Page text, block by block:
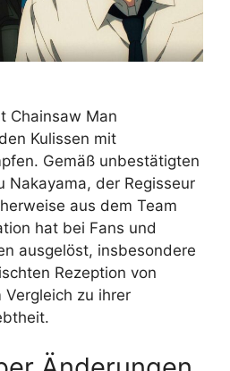
Chainsaw Man
Kulissen mit
Gemäß unbestätigten
Nakayama, der Regisseur
aus dem Team
hat bei Fans und
ausgelöst, insbesondere
Rezeption von
Vergleich zu ihrer